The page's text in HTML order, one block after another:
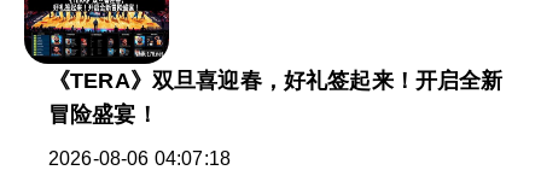
《TERA》双旦喜迎春，好礼签起来！开启全新
冒险盛宴！
2026-08-06 04:07:18